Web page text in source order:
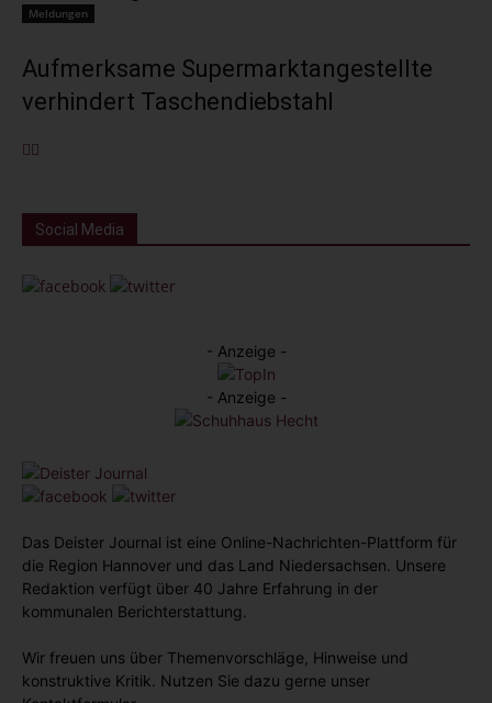
Meldungen
Aufmerksame Supermarktangestellte
verhindert Taschendiebstahl
Social Media
- Anzeige -
- Anzeige -
Das Deister Journal ist eine Online-Nachrichten-Plattform für
die Region Hannover und das Land Niedersachsen. Unsere
Redaktion verfügt über 40 Jahre Erfahrung in der
kommunalen Berichterstattung.
Wir freuen uns über Themenvorschläge, Hinweise und
konstruktive Kritik. Nutzen Sie dazu gerne unser